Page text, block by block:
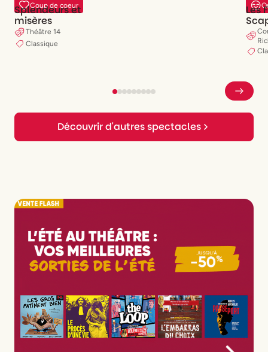
Coup de coeur
Splendeurs et
misères
Théâtre 14
Classique
Les
Découvrir d'autres spectacles